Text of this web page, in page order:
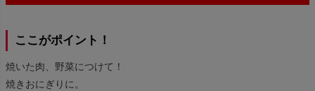
ここがポイント！
焼いた肉、野菜につけて！
焼きおにぎりに。